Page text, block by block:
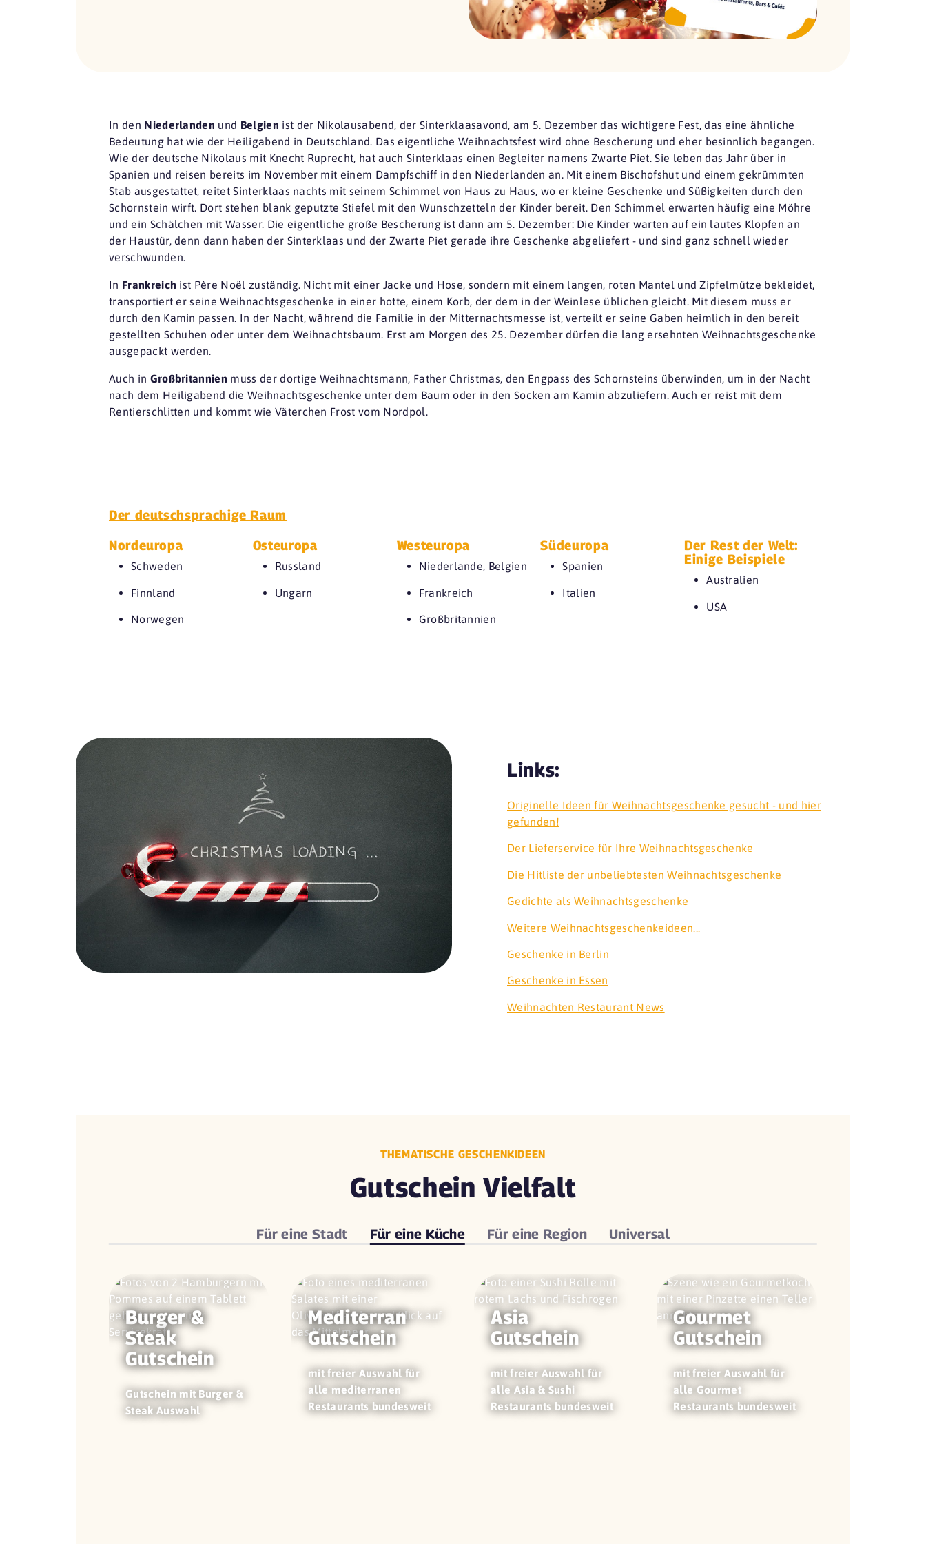
In den Niederlanden und Belgien ist der Nikolausabend, der Sinterklaasavond, am 5. Dezember das wichtigere Fest, das eine ähnliche
Bedeutung hat wie der Heiligabend in Deutschland. Das eigentliche Weihnachtsfest wird ohne Bescherung und eher besinnlich begangen.
Wie der deutsche Nikolaus mit Knecht Ruprecht, hat auch Sinterklaas einen Begleiter namens Zwarte Piet. Sie leben das Jahr über in
Spanien und reisen bereits im November mit einem Dampfschiff in den Niederlanden an. Mit einem Bischofshut und einem gekrümmten
Stab ausgestattet, reitet Sinterklaas nachts mit seinem Schimmel von Haus zu Haus, wo er kleine Geschenke und Süßigkeiten durch den
Schornstein wirft. Dort stehen blank geputzte Stiefel mit den Wunschzetteln der Kinder bereit. Den Schimmel erwarten häufig eine Möhre
und ein Schälchen mit Wasser. Die eigentliche große Bescherung ist dann am 5. Dezember: Die Kinder warten auf ein lautes Klopfen an
der Haustür, denn dann haben der Sinterklaas und der Zwarte Piet gerade ihre Geschenke abgeliefert - und sind ganz schnell wieder
verschwunden.
In Frankreich ist Père Noël zuständig. Nicht mit einer Jacke und Hose, sondern mit einem langen, roten Mantel und Zipfelmütze bekleidet,
transportiert er seine Weihnachtsgeschenke in einer hotte, einem Korb, der dem in der Weinlese üblichen gleicht. Mit diesem muss er
durch den Kamin passen. In der Nacht, während die Familie in der Mitternachtsmesse ist, verteilt er seine Gaben heimlich in den bereit
gestellten Schuhen oder unter dem Weihnachtsbaum. Erst am Morgen des 25. Dezember dürfen die lang ersehnten Weihnachtsgeschenke
ausgepackt werden.
Auch in Großbritannien muss der dortige Weihnachtsmann, Father Christmas, den Engpass des Schornsteins überwinden, um in der Nacht
nach dem Heiligabend die Weihnachtsgeschenke unter dem Baum oder in den Socken am Kamin abzuliefern. Auch er reist mit dem
Rentierschlitten und kommt wie Väterchen Frost vom Nordpol.
Der deutschsprachige Raum
Nordeuropa
Schweden
Finnland
Norwegen
Osteuropa
Russland
Ungarn
Westeuropa
Niederlande, Belgien
Frankreich
Großbritannien
Südeuropa
Spanien
Italien
Der Rest der Welt:
Einige Beispiele
Australien
USA
Links:
Originelle Ideen für Weihnachtsgeschenke gesucht - und hier
gefunden!
Der Lieferservice für Ihre Weihnachtsgeschenke
Die Hitliste der unbeliebtesten Weihnachtsgeschenke
Gedichte als Weihnachtsgeschenke
Weitere Weihnachtsgeschenkeideen...
Geschenke in Berlin
Geschenke in Essen
Weihnachten Restaurant News
THEMATISCHE GESCHENKIDEEN
Gutschein Vielfalt
Für eineStadt Für eine Küche Für eine Region Universal
Burger &
Steak
Gutschein
Gutschein mit Burger &
Steak Auswahl
Mediterran
Gutschein
mit freier Auswahl für
alle mediterranen
Restaurants bundesweit
Asia
Gutschein
mit freier Auswahl für
alle Asia & Sushi
Restaurants bundesweit
Gourmet
Gutschein
mit freier Auswahl für
alle Gourmet
Restaurants bundesweit